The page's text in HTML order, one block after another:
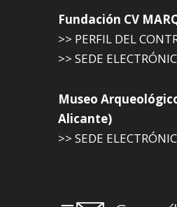
Fundación CV
>> PERFIL DEL
>> SEDE
Museo
Alicante)
>> SEDE